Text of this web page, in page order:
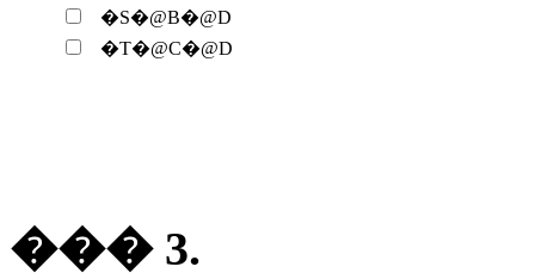
�S�@B�@D
�T�@C�@D
��� 3.